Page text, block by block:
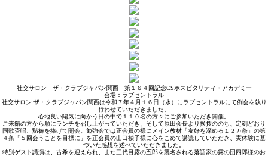
社交サロン ザ・クラブジャパン関西 第１６４回記念CSホスピタリティ・アカデミー
会場：ラブセントラル
社交サロン ザ・クラブジャパン関西は令和７年４月１６日（水）にラブセントラルにて例会を執り
行わせていただきました。
心地良い陽気に向かう日の中で１１０名の方々にご参加いただき開催。
ご来館の方から順にランチを召し上がっていただき、そして原田会長より挨拶ののち、定刻どおり
国歌斉唱、黙祷を捧げて開会。勉強会では正会員の様にメイン教材「友好を深める１２カ条」の第
４条「５回会うことを目標に」を正会員の山口禎子様に心をこめて講読していただき、実体験に基
づいた感想を述べていただきました。
特別ゲスト講演は、古希を迎えられ、また三代目露の五郎を襲名される落語家の露の団四郎様のお